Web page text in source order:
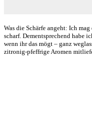
Was die Schärfe angeht: Ich
scharf. Dementsprechend habe
wenn ihr das mögt – ganz
zitronig-pfeffrige Aromen